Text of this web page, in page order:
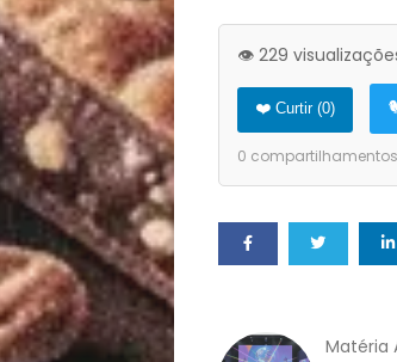
Notícias
Opinião
Pets
Receitas
Saúde
e
👁️ 229
❤️ Curtir (0)
0 compartilhamentos
Matéria